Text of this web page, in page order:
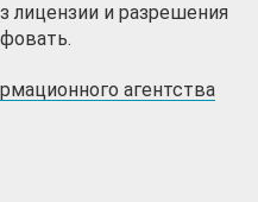
лицензии и разрешения
агентства